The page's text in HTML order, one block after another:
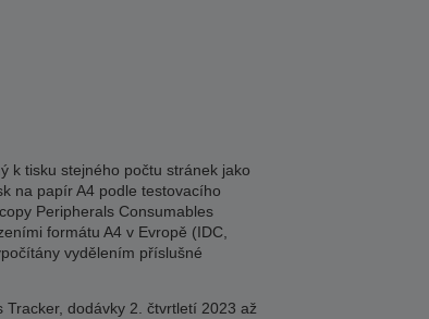
k tisku stejného počtu stránek jako
na papír A4 podle testovacího
Peripherals Consumables
formátu A4 v Evropě (IDC,
vydělením příslušné
dodávky 2. čtvrtletí 2023 až